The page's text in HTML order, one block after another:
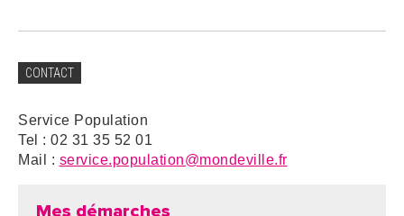
CONTACT
Service Population
Tel : 02 31 35 52 01
Mail : service.population@mondeville.fr
Mes démarches